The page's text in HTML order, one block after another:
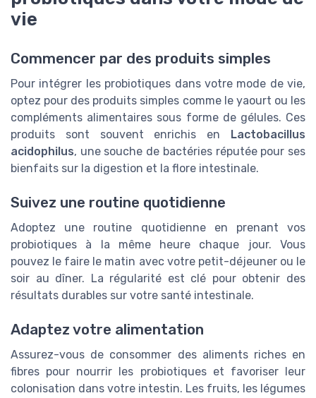
vie
Commencer par des produits simples
Pour intégrer les probiotiques dans votre mode de vie,
optez pour des produits simples comme le yaourt ou les
compléments alimentaires sous forme de gélules. Ces
produits sont souvent enrichis en Lactobacillus
acidophilus, une souche de bactéries réputée pour ses
bienfaits sur la digestion et la flore intestinale.
Suivez une routine quotidienne
Adoptez une routine quotidienne en prenant vos
probiotiques à la même heure chaque jour. Vous
pouvez le faire le matin avec votre petit-déjeuner ou le
soir au dîner. La régularité est clé pour obtenir des
résultats durables sur votre santé intestinale.
Adaptez votre alimentation
Assurez-vous de consommer des aliments riches en
fibres pour nourrir les probiotiques et favoriser leur
colonisation dans votre intestin. Les fruits, les légumes